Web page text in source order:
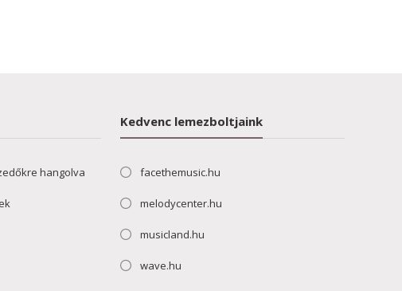
hangolva
Kedvenc lemezboltjaink
facethemusic.hu
melodycenter.hu
musicland.hu
wave.hu